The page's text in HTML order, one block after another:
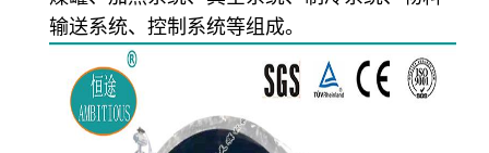
输送系统、控制系统等组成。